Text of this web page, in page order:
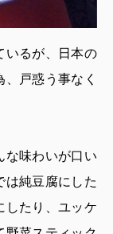
いるが、日本の
戸惑う事なく
な味わいが口い
は純豆腐にした
したり、ユッケ